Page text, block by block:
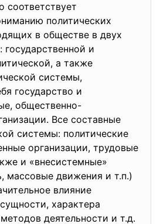
соответствует
политических
в обществе в двух
и
а также
системы,
государство и
общественно-
Все составные
системы: политические
организации, трудовые
и «внесистемные»
массовые движения и т.п.)
влияние
характера
деятельности и т.д.